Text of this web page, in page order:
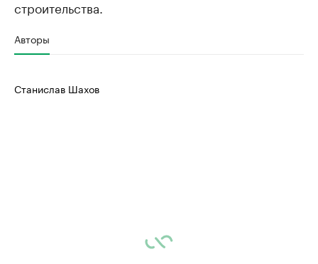
строительства.
Авторы
Станислав Шахов